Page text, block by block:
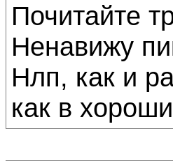
Почитайте
Ненавижу
Нлп, как и
как в